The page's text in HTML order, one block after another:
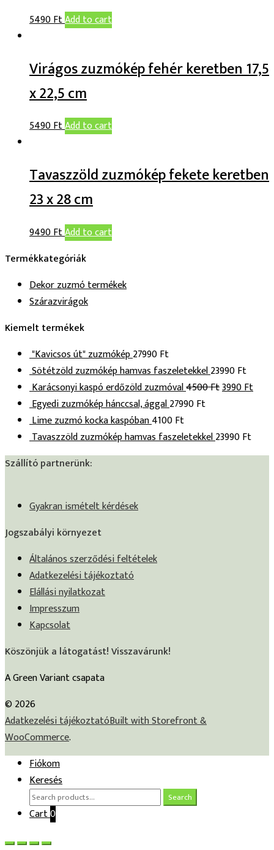
5490FtAdd to cart
Virágos zuzmókép fehér keretben 17,5
x 22,5 cm
5490FtAdd to cart
Tavaszzöld zuzmókép fekete keretben
23 x 28 cm
9490FtAdd to cart
Termékkategóriák
Dekor zuzmó termékek
Szárazvirágok
Kiemelt termékek
"Kavicsos út" zuzmókép27990Ft
Sötétzöld zuzmókép hamvas faszeletekkel23990Ft
Karácsonyi kaspó erdőzöld zuzmóval4500Ft3990Ft
Egyedi zuzmókép hánccsal, ággal27990Ft
Lime zuzmó kocka kaspóban4100Ft
Tavaszzöld zuzmókép hamvas faszeletekkel23990Ft
Szállító partnerünk:
Gyakran ismételt kérdések
Jogszabályi környezet
Általános szerződési feltételek
Adatkezelési tájékoztató
Elállási nyilatkozat
Impresszum
Kapcsolat
Köszönjük a látogatást! Visszavárunk!
A Green Variant csapata
© 2026
Adatkezelési tájékoztatóBuilt with Storefront &
WooCommerce.
Fiókom
Keresés
Search
for:
Search
Cart0